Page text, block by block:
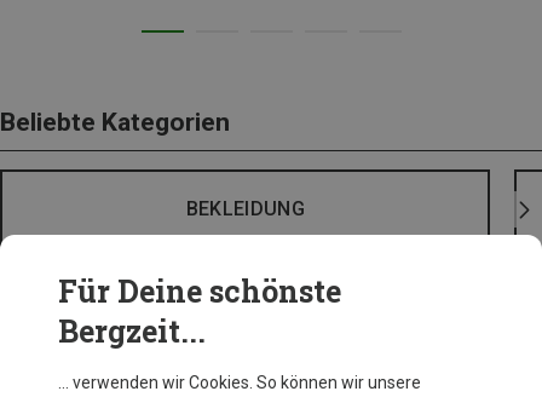
Beliebte Kategorien
BEKLEIDUNG
Für Deine schönste
Bergzeit...
… verwenden wir Cookies. So können wir unsere